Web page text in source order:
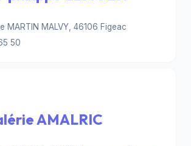
MARTIN MALVY, 46106 Figeac
50
AMALRIC